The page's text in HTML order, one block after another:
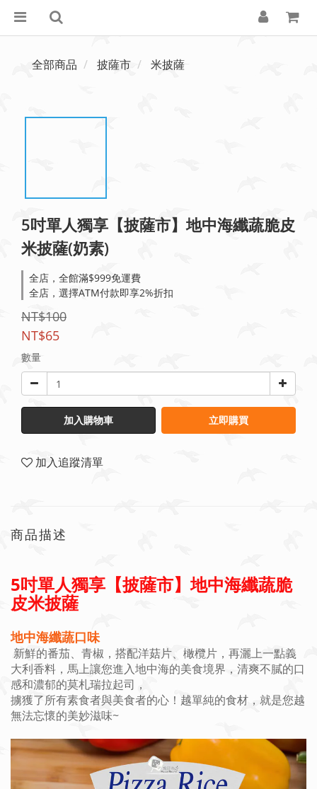
全部商品 披薩市 米披薩
5吋單人獨享【披薩市】地中海纖蔬脆皮
米披薩(奶素)
全店，全館滿$999免運費
全店，選擇ATM付款即享2%折扣
NT$100
NT$65
數量
加入購物車 立即購買
加入追蹤清單
商品描述
5吋單人獨享【披薩市】地中海纖蔬脆
皮米披薩
地中海纖蔬口味
新鮮的番茄、青椒，搭配洋菇片、橄欖片，再灑上一點義
大利香料，馬上讓您進入地中海的美食境界，清爽不膩的口
感和濃郁的莫札瑞拉起司，
擄獲了所有素食者與美食者的心！越單純的食材，就是您越
無法忘懷的美妙滋味~